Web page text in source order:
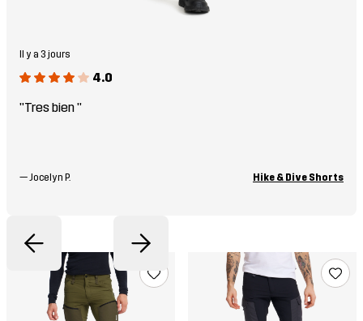
Il y a 3 jours
4.0
"Tres bien "
—Jocelyn P. Hike & Dive Shorts